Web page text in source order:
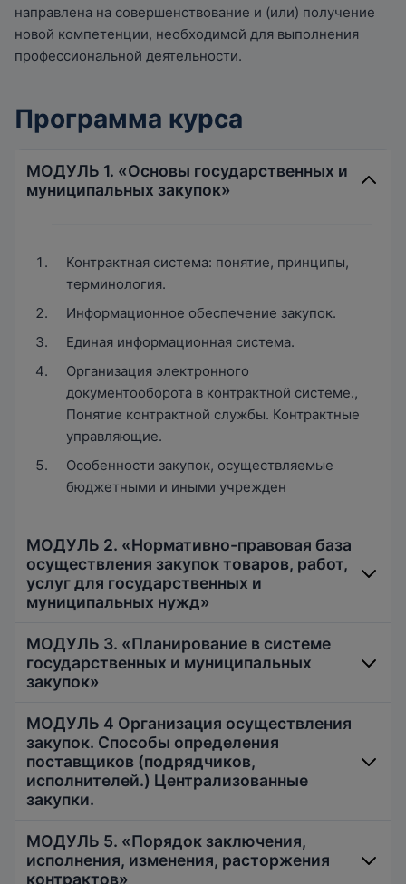
направлена на совершенствование и (или) получение
новой компетенции, необходимой для выполнения
профессиональной деятельности.
Программа курса
МОДУЛЬ 1. «Основы государственных и
муниципальных закупок»
Контрактная система: понятие, принципы,
терминология.
Информационное обеспечение закупок.
Единая информационная система.
Организация электронного
документооборота в контрактной системе.,
Понятие контрактной службы. Контрактные
управляющие.
Особенности закупок, осуществляемые
бюджетными и иными учрежден
МОДУЛЬ 2. «Нормативно-правовая база
осуществления закупок товаров, работ,
услуг для государственных и
муниципальных нужд»
Противодействие коррупции в сфере
Российское законодательство об
организации размещения закупок на
поставку товаров, выполнение работ,
оказание услуг для государственных и
Применение антимонопольного
законодательства в сфере закупок
МОДУЛЬ 3. «Планирование в системе
государственных и муниципальных
закупок»
Планирование в контрактной системе.
Планы-графики.
Порядок установления начальной
обоснования начальной (максимальной)
цены контракта.
МОДУЛЬ 4 Организация осуществления
закупок. Способы определения
поставщиков (подрядчиков,
исполнителей.) Централизованные
закупки.
Преференции субъектам малого
МОДУЛЬ 5. «Порядок заключения,
исполнения, изменения, расторжения
контрактов»